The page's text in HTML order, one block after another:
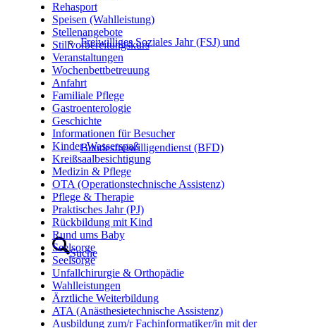
Freiwilliges Soziales Jahr (FSJ) und
Bundesfreiwilligendienst (BFD)
Suche
Rehasport
Speisen (Wahlleistung)
Stellenangebote
Stillvorbereitungskurs
Veranstaltungen
Wochenbettbetreuung
Anfahrt
Familiale Pflege
Gastroenterologie
Geschichte
Informationen für Besucher
Kinder-Wasserspaß
Kreißsaalbesichtigung
Medizin & Pflege
OTA (Operationstechnische Assistenz)
Pflege & Therapie
Praktisches Jahr (PJ)
Rückbildung mit Kind
Rund ums Baby
Seelsorge
Seelsorge
Unfallchirurgie & Orthopädie
Wahlleistungen
Ärztliche Weiterbildung
ATA (Anästhesietechnische Assistenz)
Ausbildung zum/r Fachinformatiker/in mit der